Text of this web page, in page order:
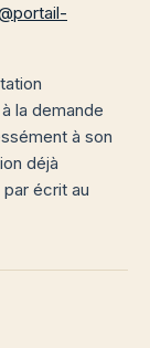
la demande
à son
déjà
écrit au